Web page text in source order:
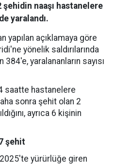
naaşı hastanelere
yaralandı.
yapılan açıklamaya göre
yönelik saldırılarında
384'e, yaralananların sayısı
saatte hastanelere
sonra şehit olan 2
ayrıca 6 kişinin
şehit
yürürlüğe giren